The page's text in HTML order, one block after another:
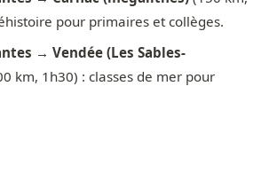
pour primaires et collèges.
→ Vendée (Les Sables-
km, 1h30) : classes de mer pour